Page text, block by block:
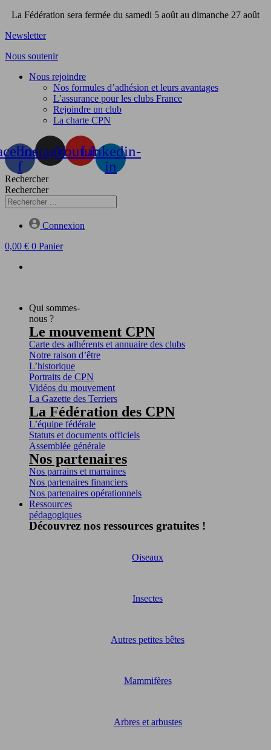
Aller
contenu
La Fédération sera fermée du samedi 5 août au dimanche 27 août
Newsletter
Nous soutenir
Nous rejoindre
Nos formules d’adhésion et leurs avantages
L’assurance pour les clubs France
Rejoindre un club
La charte CPN
f
InstagramYoutubeLinkedin-
in
Rechercher
Rechercher
Connexion
0,00 € 0 Panier
Qui sommes-
nous ?
Le mouvement CPN
Carte des adhérents et annuaire des clubs
Notre raison d’être
L’historique
Portraits de CPN
Vidéos du mouvement
La Gazette des Terriers
La Fédération des CPN
L’équipe fédérale
Statuts et documents officiels
Assemblée générale
Nos partenaires
Nos parrains et marraines
Nos partenaires financiers
Nos partenaires opérationnels
Ressources
pédagogiques
Découvrez nos ressources gratuites !
Oiseaux
Insectes
Autres petites bêtes
Mammifères
Arbres et arbustes